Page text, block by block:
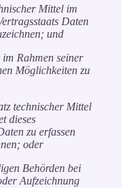
Mittel im
Daten
und
Rahmen seiner
Möglichkeiten zu
technischer Mittel
dieses
zu erfassen
oder
Behörden bei
Aufzeichnung